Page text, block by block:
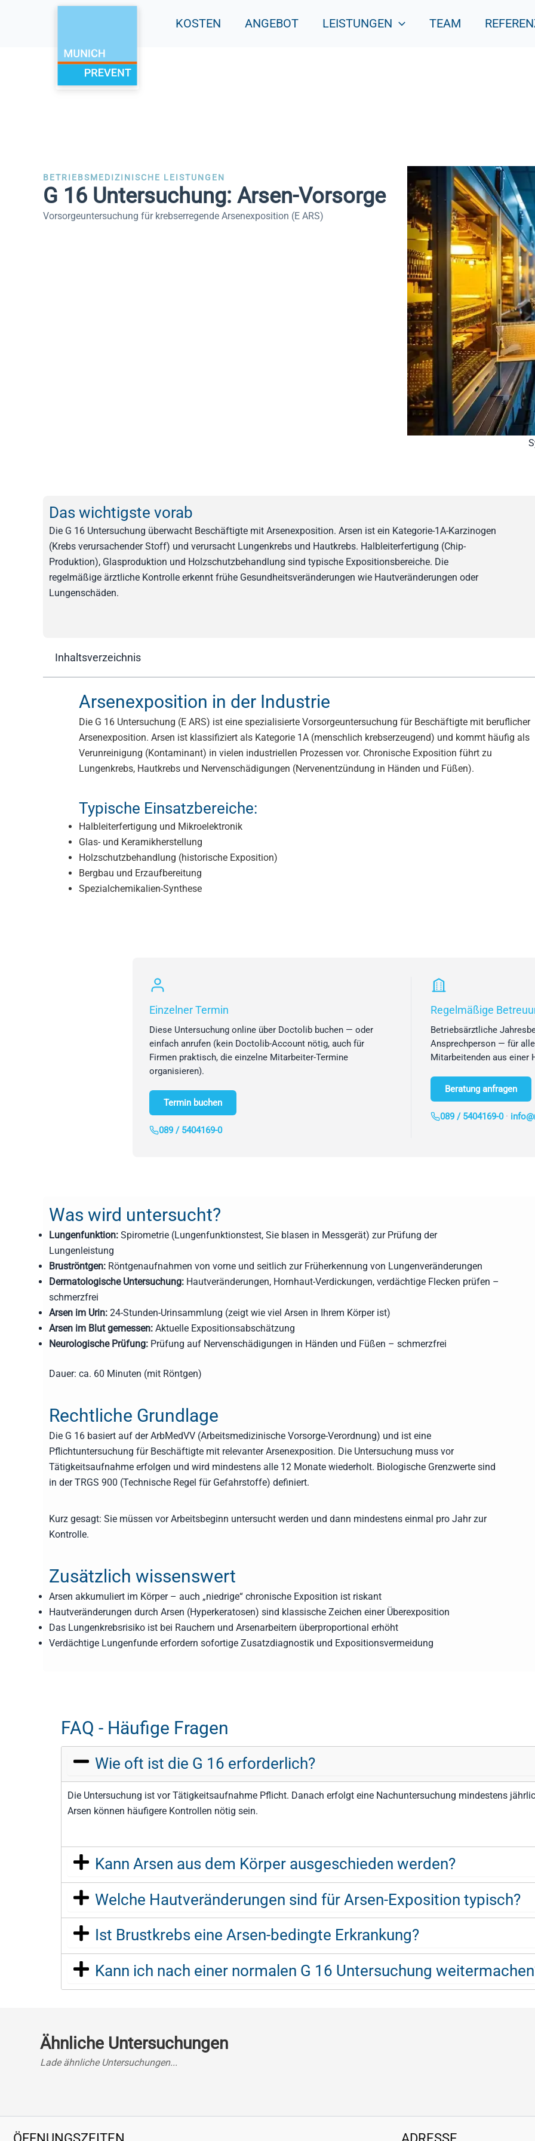
KOSTEN ANGEBOT LEISTUNGEN TEAM
BETRIEBSMEDIZINISCHE LEISTUNGEN
G 16 Untersuchung: Arsen-Vorsorge
Vorsorgeuntersuchung für krebserregende Arsenexposition (E ARS)
Das wichtigste vorab
Die G 16 Untersuchung überwacht Beschäftigte mit Arsenexposition. Arsen ist ein Kategorie-1A-Karzinogen
(Krebs verursachender Stoff) und verursacht Lungenkrebs und Hautkrebs. Halbleiterfertigung (Chip-
Produktion), Glasproduktion und Holzschutzbehandlung sind typische Expositionsbereiche. Die
regelmäßige ärztliche Kontrolle erkennt frühe Gesundheitsveränderungen wie Hautveränderungen oder
Lungenschäden.
Inhaltsverzeichnis
Arsenexposition in der Industrie
Die G 16 Untersuchung (E ARS) ist eine spezialisierte Vorsorgeuntersuchung für Beschäftigte mit beruflicher
Arsenexposition. Arsen ist klassifiziert als Kategorie 1A (menschlich krebserzeugend) und kommt häufig als
Verunreinigung (Kontaminant) in vielen industriellen Prozessen vor. Chronische Exposition führt zu
Lungenkrebs, Hautkrebs und Nervenschädigungen (Nervenentzündung in Händen und Füßen).
Typische Einsatzbereiche:
Halbleiterfertigung und Mikroelektronik
Glas- und Keramikherstellung
Holzschutzbehandlung (historische Exposition)
Bergbau und Erzaufbereitung
Spezialchemikalien-Synthese
Einzelner Termin
Diese Untersuchung online über Doctolib buchen — oder
einfach anrufen (kein Doctolib-Account nötig, auch für
Firmen praktisch, die einzelne Mitarbeiter-Termine
organisieren).
Termin buchen
089 / 5404169-0
Regelmäßige
Betriebsärztliche
Ansprechperson — für
Mitarbeitenden aus einer
Beratung anfragen
089 / 5404169-0 ·
Was wird untersucht?
Lungenfunktion: Spirometrie (Lungenfunktionstest, Sie blasen in Messgerät) zur Prüfung der
Lungenleistung
Bruströntgen: Röntgenaufnahmen von vorne und seitlich zur Früherkennung von Lungenveränderungen
Dermatologische Untersuchung: Hautveränderungen, Hornhaut-Verdickungen, verdächtige Flecken prüfen –
schmerzfrei
Arsen im Urin: 24-Stunden-Urinsammlung (zeigt wie viel Arsen in Ihrem Körper ist)
Arsen im Blut gemessen: Aktuelle Expositionsabschätzung
Neurologische Prüfung: Prüfung auf Nervenschädigungen in Händen und Füßen – schmerzfrei
Dauer: ca. 60 Minuten (mit Röntgen)
Rechtliche Grundlage
Die G 16 basiert auf der ArbMedVV (Arbeitsmedizinische Vorsorge-Verordnung) und ist eine
Pflichtuntersuchung für Beschäftigte mit relevanter Arsenexposition. Die Untersuchung muss vor
Tätigkeitsaufnahme erfolgen und wird mindestens alle 12 Monate wiederholt. Biologische Grenzwerte sind
in der TRGS 900 (Technische Regel für Gefahrstoffe) definiert.
Kurz gesagt: Sie müssen vor Arbeitsbeginn untersucht werden und dann mindestens einmal pro Jahr zur
Kontrolle.
Zusätzlich wissenswert
Arsen akkumuliert im Körper – auch „niedrige“ chronische Exposition ist riskant
Hautveränderungen durch Arsen (Hyperkeratosen) sind klassische Zeichen einer Überexposition
Das Lungenkrebsrisiko ist bei Rauchern und Arsenarbeitern überproportional erhöht
Verdächtige Lungenfunde erfordern sofortige Zusatzdiagnostik und Expositionsvermeidung
FAQ - Häufige Fragen
Wie oft ist die G 16 erforderlich?
Die Untersuchung ist vor Tätigkeitsaufnahme Pflicht. Danach erfolgt eine Nachuntersuchung mindestens
Arsen können häufigere Kontrollen nötig sein.
Kann Arsen aus dem Körper ausgeschieden werden?
Welche Hautveränderungen sind für Arsen-Exposition typisch?
Ist Brustkrebs eine Arsen-bedingte Erkrankung?
Kann ich nach einer normalen G 16 Untersuchung
Ähnliche Untersuchungen
Lade ähnliche Untersuchungen...